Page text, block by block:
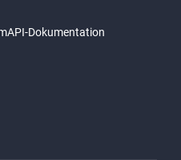
API-Dokumentation